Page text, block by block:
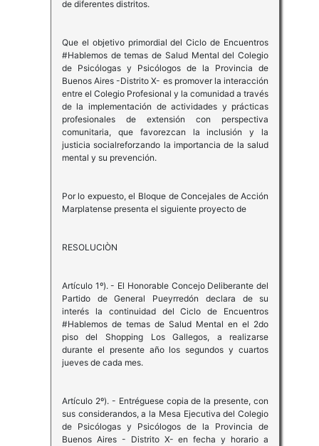
de diferentes distritos.
Que el objetivo primordial del Ciclo de Encuentros
#Hablemos de temas de Salud Mental del Colegio
de Psicólogas y Psicólogos de la Provincia de
Buenos Aires -Distrito X- es promover la interacción
entre el Colegio Profesional y la comunidad a través
de la implementación de actividades y prácticas
profesionales de extensión con perspectiva
comunitaria, que favorezcan la inclusión y la
justicia socialreforzando la importancia de la salud
mental y su prevención.
Por lo expuesto, el Bloque de Concejales de Acción
Marplatense presenta el siguiente proyecto de
RESOLUCIÒN
Artículo 1º). - El Honorable Concejo Deliberante del
Partido de General Pueyrredón declara de su
interés la continuidad del Ciclo de Encuentros
#Hablemos de temas de Salud Mental en el 2do
piso del Shopping Los Gallegos, a realizarse
durante el presente año los segundos y cuartos
jueves de cada mes.
Artículo 2º). - Entréguese copia de la presente, con
sus considerandos, a la Mesa Ejecutiva del Colegio
de Psicólogas y Psicólogos de la Provincia de
Buenos Aires - Distrito X- en fecha y horario a